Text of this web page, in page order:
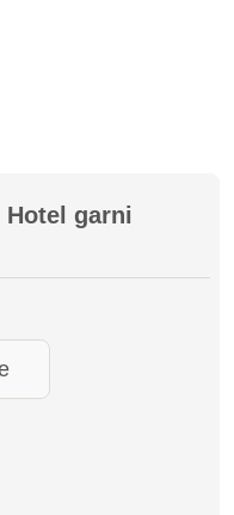
Hotel garni